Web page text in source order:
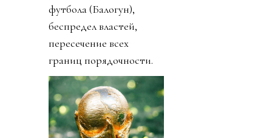
футбола (Балогун),
беспредел властей,
пересечение всех
границ порядочности.